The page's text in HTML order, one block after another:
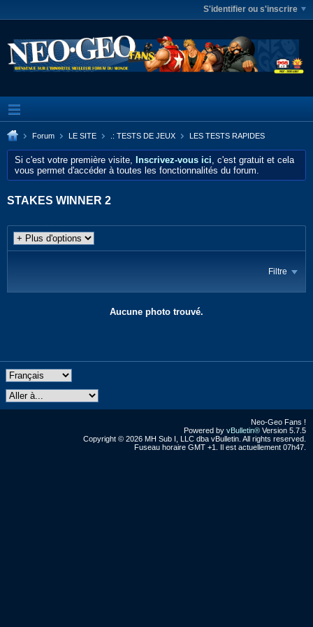
S'identifier ou s'inscrire
Forum LE SITE .: TESTS DE JEUX LES TESTS RAPIDES
Si c'est votre première visite, Inscrivez-vous ici, c'est gratuit et cela
vous permet d'accéder à toutes les fonctionnalités du forum.
STAKES WINNER 2
Filtre
Aucune photo trouvé.
Neo-Geo Fans !
Powered by vBulletin® Version 5.7.5
Copyright © 2026 MH Sub I, LLC dba vBulletin. All rights reserved.
Fuseau horaire GMT +1. Il est actuellement 07h47.